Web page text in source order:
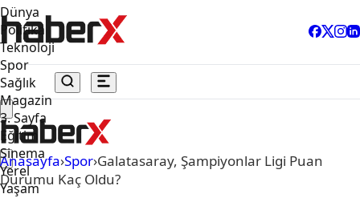
Dünya
Politika
Teknoloji
Spor
Sağlık
Magazin
3. Sayfa
Eğitim
Sinema
Yerel
Yaşam
Anasayfa›Spor›Galatasaray, Şampiyonlar Ligi Puan
Durumu Kaç Oldu?